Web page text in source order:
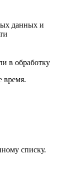
данных и
в обработку
время.
списку.